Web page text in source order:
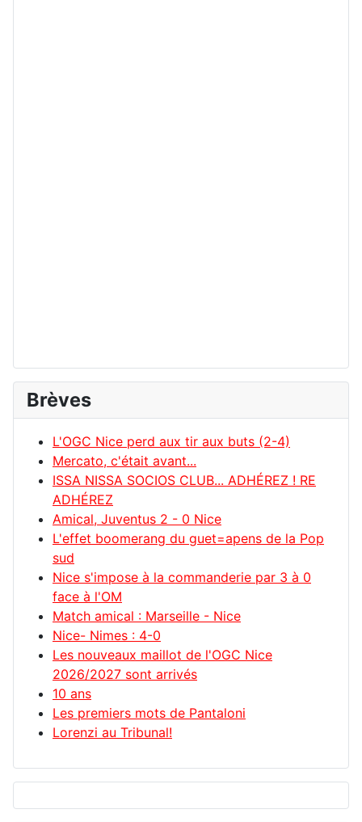
Brèves
L'OGC Nice perd aux tir aux buts (2-4)
Mercato, c'était avant...
ISSA NISSA SOCIOS CLUB... ADHÉREZ ! RE
ADHÉREZ
Amical, Juventus 2 - 0 Nice
L'effet boomerang du guet=apens de la Pop
sud
Nice s'impose à la commanderie par 3 à 0
face à l'OM
Match amical : Marseille - Nice
Nice- Nimes : 4-0
Les nouveaux maillot de l'OGC Nice
2026/2027 sont arrivés
10 ans
Les premiers mots de Pantaloni
Lorenzi au Tribunal!